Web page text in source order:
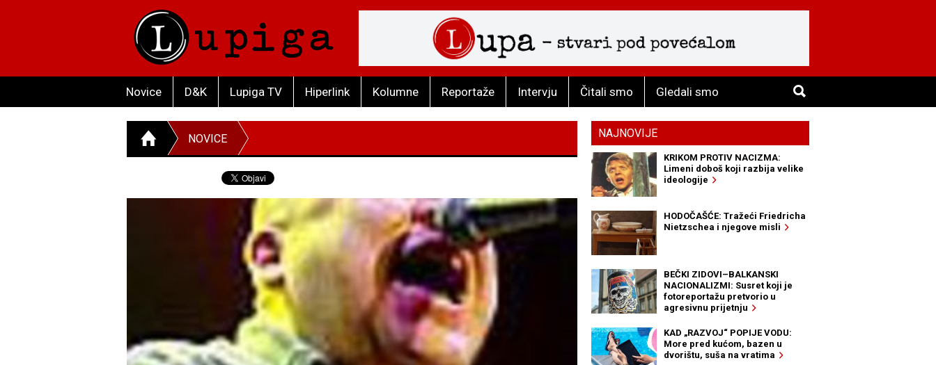
Novice D&K Lupiga TV Hiperlink Kolumne Reportaže Intervju Čitali smo Gledali smo
NOVICE NAJNOVIJE
KRIKOM PROTIV NACIZMA:
Limeni doboš koji razbija velike
ideologije
HODOČAŠĆE: Tražeći Friedricha
Nietzschea i njegove misli
BEČKI ZIDOVI–BALKANSKI
NACIONALIZMI: Susret koji je
fotoreportažu pretvorio u
agresivnu prijetnju
KAD „RAZVOJ“ POPIJE VODU:
More pred kućom, bazen u
dvorištu, suša na vratima